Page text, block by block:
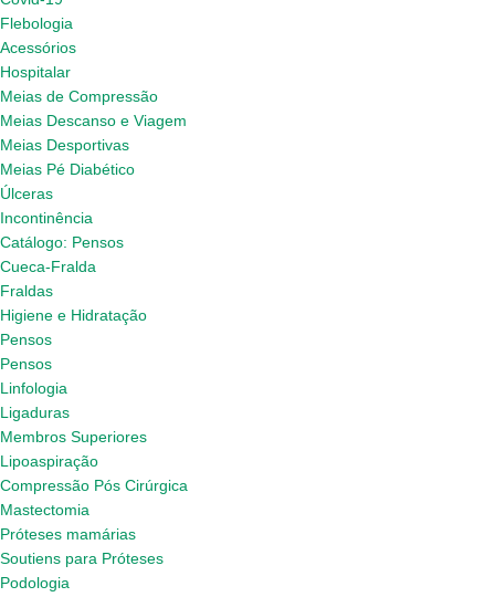
Flebologia
Acessórios
Hospitalar
Meias de Compressão
Meias Descanso e Viagem
Meias Desportivas
Meias Pé Diabético
Úlceras
Incontinência
Catálogo: Pensos
Cueca-Fralda
Fraldas
Higiene e Hidratação
Pensos
Pensos
Linfologia
Ligaduras
Membros Superiores
Lipoaspiração
Compressão Pós Cirúrgica
Mastectomia
Próteses mamárias
Soutiens para Próteses
Podologia